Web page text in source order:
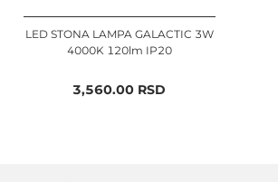
LED STONA LAMPA GALACTIC 3W
4000K 120lm IP20
3,560.00 RSD